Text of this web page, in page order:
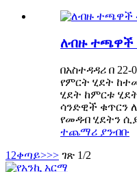
ለብዙ ተጫዋች
በአስተዳዳሪ በ 22-
የምርት ሂደት
ሂደት ከምርቱ
ሳንድዊች ቁጥርን
የመዳብ ሂደትን
ተጨማሪ ያንብቡ
1 2ቀጣይ>>> ገጽ 1/2